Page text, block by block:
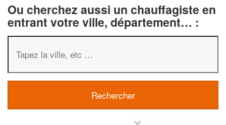
Ou cherchez aussi un chauffagiste en
entrant votre ville, département… :